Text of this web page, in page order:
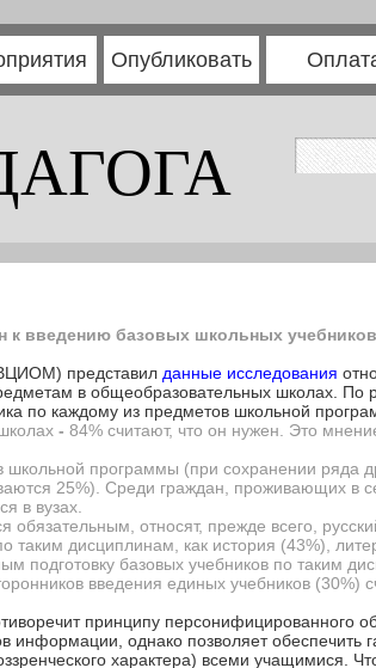
Опубликовать
введению базовых школьных учебников
представил данные исследования
в общеобразовательных школах. По
по каждому из предметов школьной
- 84% считают, что он нужен. Это
программы (при сохранении ряда
25%). Среди граждан, проживающих в
в вузах.
обязательным, относят, прежде всего,
таким дисциплинам, как история (43%),
подготовку базовых учебников по таким
введения единых учебников (30%)
принципу персонифицированного
информации, однако позволяет обеспечить
характера) всеми учащимися.